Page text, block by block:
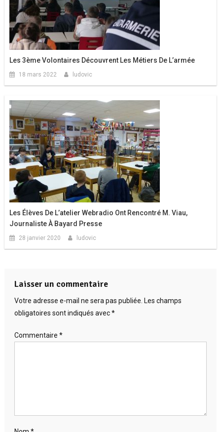
Les 3ème Volontaires Découvrent Les Métiers De L’armée
18 mars 2022 ludovic
Les Élèves De L’atelier Webradio Ont Rencontré M. Viau,
Journaliste À Bayard Presse
28 janvier 2020 ludovic
Laisser un commentaire
Votre adresse e-mail ne sera pas publiée. Les champs
obligatoires sont indiqués avec*
Commentaire *